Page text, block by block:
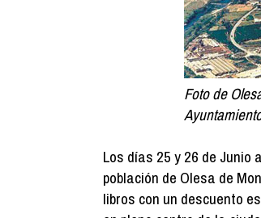
Foto de
Los días 25 y 26 de
población de Olesa de
libros con un descuento